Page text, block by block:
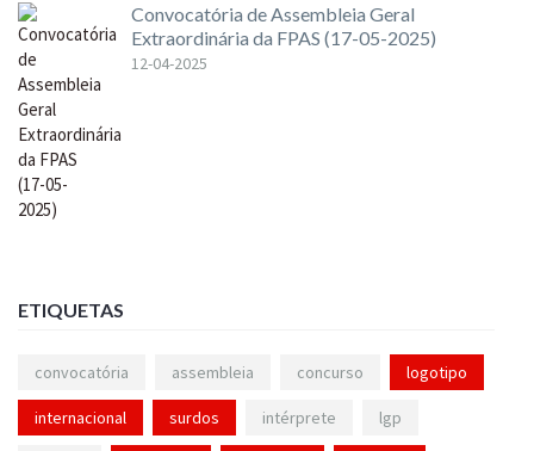
Convocatória de Assembleia Geral
Extraordinária da FPAS (17-05-2025)
12-04-2025
ETIQUETAS
convocatória assembleia concurso logotipo
internacional surdos intérprete lgp